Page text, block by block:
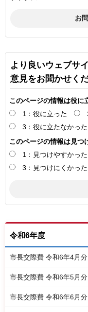
より良いウェブサ
意見をお聞かせく
このページの情報は役に
1：役に立った
3：役に立たなかった
このページの情報は見つ
1：見つけやすかった
3：見つけにくかった
令和6年度
市長交際費 令和6年4月分
市長交際費 令和6年5月分
市長交際費 令和6年6月分